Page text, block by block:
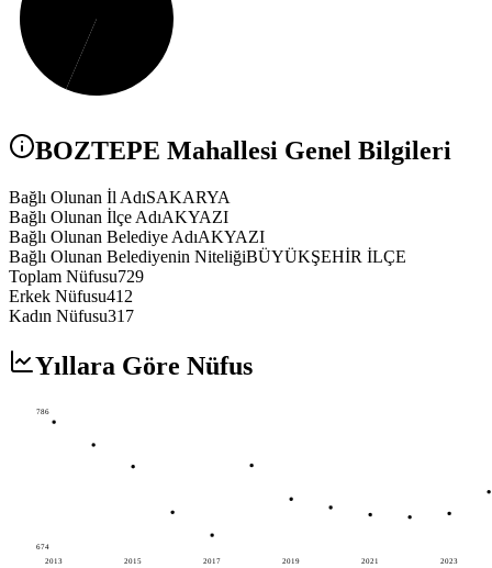
BOZTEPE Mahallesi Genel Bilgileri
Bağlı Olunan İl AdıSAKARYA
Bağlı Olunan İlçe AdıAKYAZI
Bağlı Olunan Belediye AdıAKYAZI
Bağlı Olunan Belediyenin NiteliğiBÜYÜKŞEHİR İLÇE
Toplam Nüfusu729
Erkek Nüfusu412
Kadın Nüfusu317
Yıllara Göre Nüfus
2013 2015 2017 2019 2021 2023
786
674